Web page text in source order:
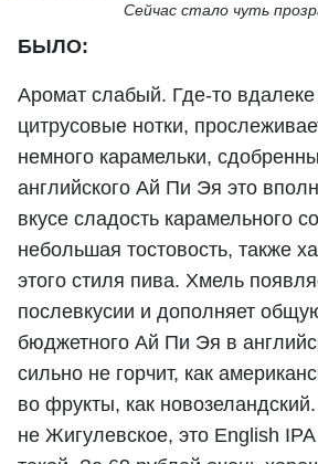
Сейчас стало чуть
БЫЛО:
Аромат слабый. Где-то
цитрусовые нотки,
немного карамельки,
английского Ай Пи Эя это
вкусе сладость карамельного
небольшая тостовость, также
этого стиля пива. Хмель
послевкусии и дополняет
бюджетного Ай Пи Эя в
сильно не горчит, как
во фрукты, как
не Жигулевское, это English